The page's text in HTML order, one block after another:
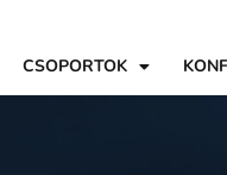
CSOPORTOK